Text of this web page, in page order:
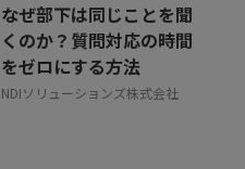
なぜ部下は同じことを聞
くのか？質問対応の時間
をゼロにする方法
NDIソリューションズ株式会社